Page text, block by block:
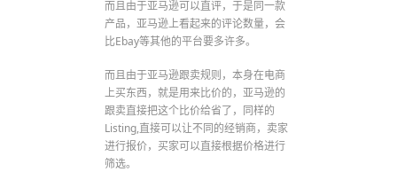
而且由于亚马逊可以直评，于是同一款
产品，亚马逊上看起来的评论数量，会
比Ebay等其他的平台要多许多。
而且由于亚马逊跟卖规则，本身在电商
上买东西，就是用来比价的，亚马逊的
跟卖直接把这个比价给省了，同样的
Listing,直接可以让不同的经销商，卖家
进行报价，买家可以直接根据价格进行
筛选。